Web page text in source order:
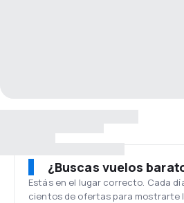
¿Buscas vuelos
Estás en el lugar correcto. Cada
cientos de ofertas para mostrarte